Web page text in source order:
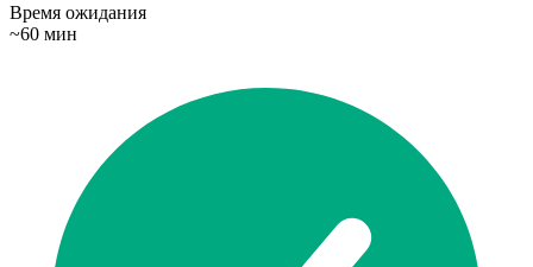
Время ожидания
~60 мин